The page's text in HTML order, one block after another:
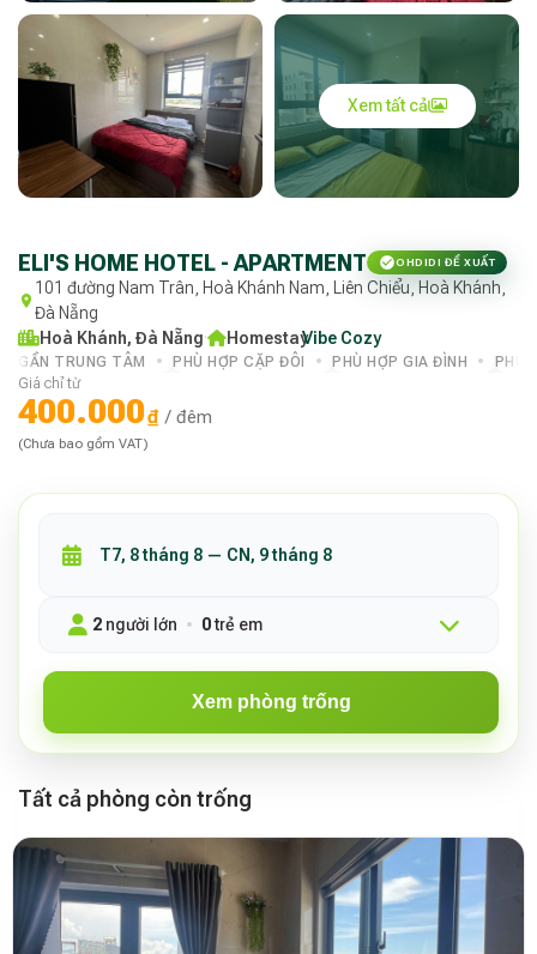
Xem tất cả
ELI'S HOME HOTEL - APARTMENT OHDIDI ĐỀ XUẤT
101 đường Nam Trân, Hoà Khánh Nam, Liên Chiểu, Hoà Khánh,
Đà Nẵng
Hoà Khánh, Đà Nẵng· Homestay·
Vibe Cozy
GẦN TRUNG TÂM PHÙ HỢP CẶP ĐÔI PHÙ HỢP GIA ĐÌNH
PHÙ
Giá chỉ từ
400.000₫ / đêm
(Chưa bao gồm VAT)
2 người lớn 0trẻ em
Xem phòng trống
Tất cả phòng còn trống